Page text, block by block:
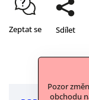
Pozor
obchodu
Zeptat se Sdílet